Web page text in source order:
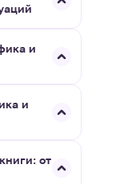
и
и
от